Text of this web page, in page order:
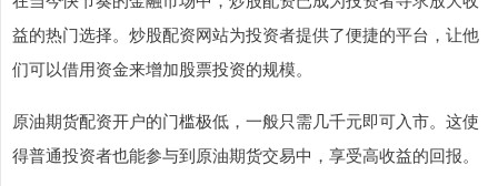
益的热门选择。炒股配资网站为投资者提供了便捷的平台，让他
们可以借用资金来增加股票投资的规模。
原油期货配资开户的门槛极低，一般只需几千元即可入市。这使
得普通投资者也能参与到原油期货交易中，享受高收益的回报。